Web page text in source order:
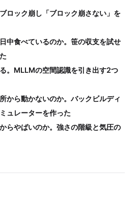
ロック崩し「ブロック崩さない」を
中食べているのか。笹の収支を試せ
。MLLMの空間認識を引き出す2つ
から動かないのか。バックビルディ
ュレーターを作った
らやばいのか。強さの階級と気圧の